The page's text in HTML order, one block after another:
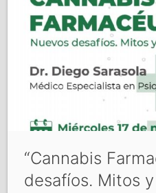
“Cannabis
desafíos. Mitos